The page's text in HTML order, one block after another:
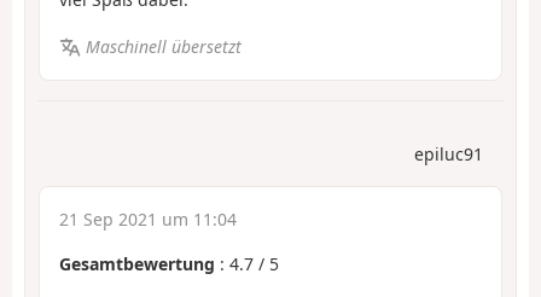
Maschinell übersetzt
epiluc91
21 Sep 2021 um 11:04
Gesamtbewertung : 4.7 / 5